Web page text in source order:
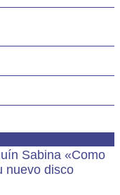
Sabina «Como
nuevo disco